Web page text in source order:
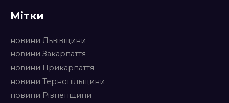
Мітки
новини Львівщини
новини Закарпаття
новини Прикарпаття
новини Тернопільщини
новини Рівненщини